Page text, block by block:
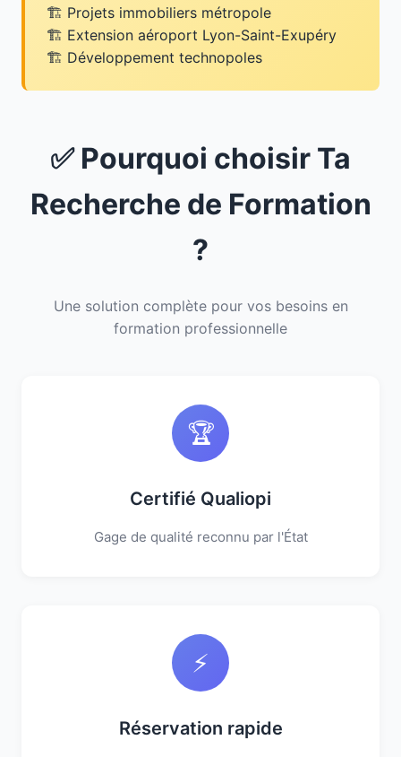
Projets immobiliers métropole
Extension aéroport Lyon-Saint-Exupéry
Développement technopoles
✅ Pourquoi choisir Ta
Recherche de Formation
?
Une solution complète pour vos besoins en
formation professionnelle
🏆
Certifié Qualiopi
Gage de qualité reconnu par l'État
⚡
Réservation rapide